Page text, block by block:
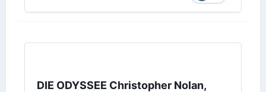
DIE ODYSSEE Christopher Nolan,